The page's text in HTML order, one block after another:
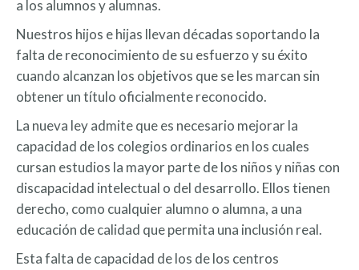
a los alumnos y alumnas.
Nuestros hijos e hijas llevan décadas soportando la
falta de reconocimiento de su esfuerzo y su éxito
cuando alcanzan los objetivos que se les marcan sin
obtener un título oficialmente reconocido.
La nueva ley admite que es necesario mejorar la
capacidad de los colegios ordinarios en los cuales
cursan estudios la mayor parte de los niños y niñas con
discapacidad intelectual o del desarrollo. Ellos tienen
derecho, como cualquier alumno o alumna, a una
educación de calidad que permita una inclusión real.
Esta falta de capacidad de los de los centros